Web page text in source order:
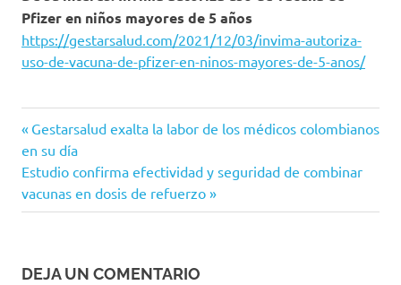
Pfizer en niños mayores de 5 años
https://gestarsalud.com/2021/12/03/invima-autoriza-
uso-de-vacuna-de-pfizer-en-ninos-mayores-de-5-anos/
COVID-
19
MinSalud
Navegación
de
entradas
Entrada
anterior:
Gestarsalud exalta la labor de los médicos colombianos
en su día
Siguiente
entrada:
Estudio confirma efectividad y seguridad de combinar
vacunas en dosis de refuerzo
DEJA UN COMENTARIO